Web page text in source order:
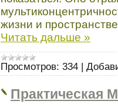
жизни и
Читать дальше »
Просмотров: 334 |
Практическая